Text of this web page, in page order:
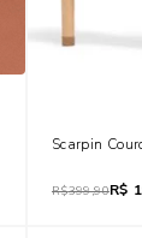
Scarpin
R$399,90R$